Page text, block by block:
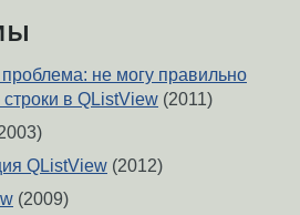
не могу правильно
в QListView (2011)
QListView (2012)
(2009)